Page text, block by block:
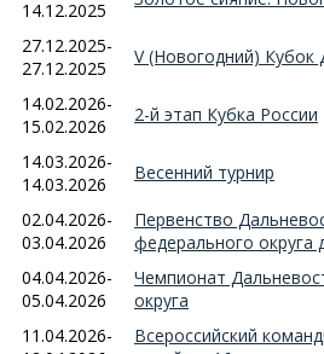
14.12.2025
27.12.2025-
27.12.2025
V (Новогодний)
14.02.2026-
15.02.2026
2-й этап Кубка России
14.03.2026-
14.03.2026
Весенний турнир
02.04.2026-
03.04.2026
Первенство
федерального округа
04.04.2026-
05.04.2026
Чемпионат
округа
11.04.2026-
Всероссийский